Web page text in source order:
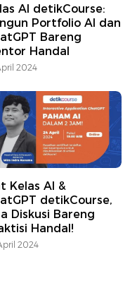
AI detikCourse:
Portfolio AI dan
Bareng
Handal
2024
Kelas AI &
detikCourse,
Diskusi Bareng
Handal!
2024